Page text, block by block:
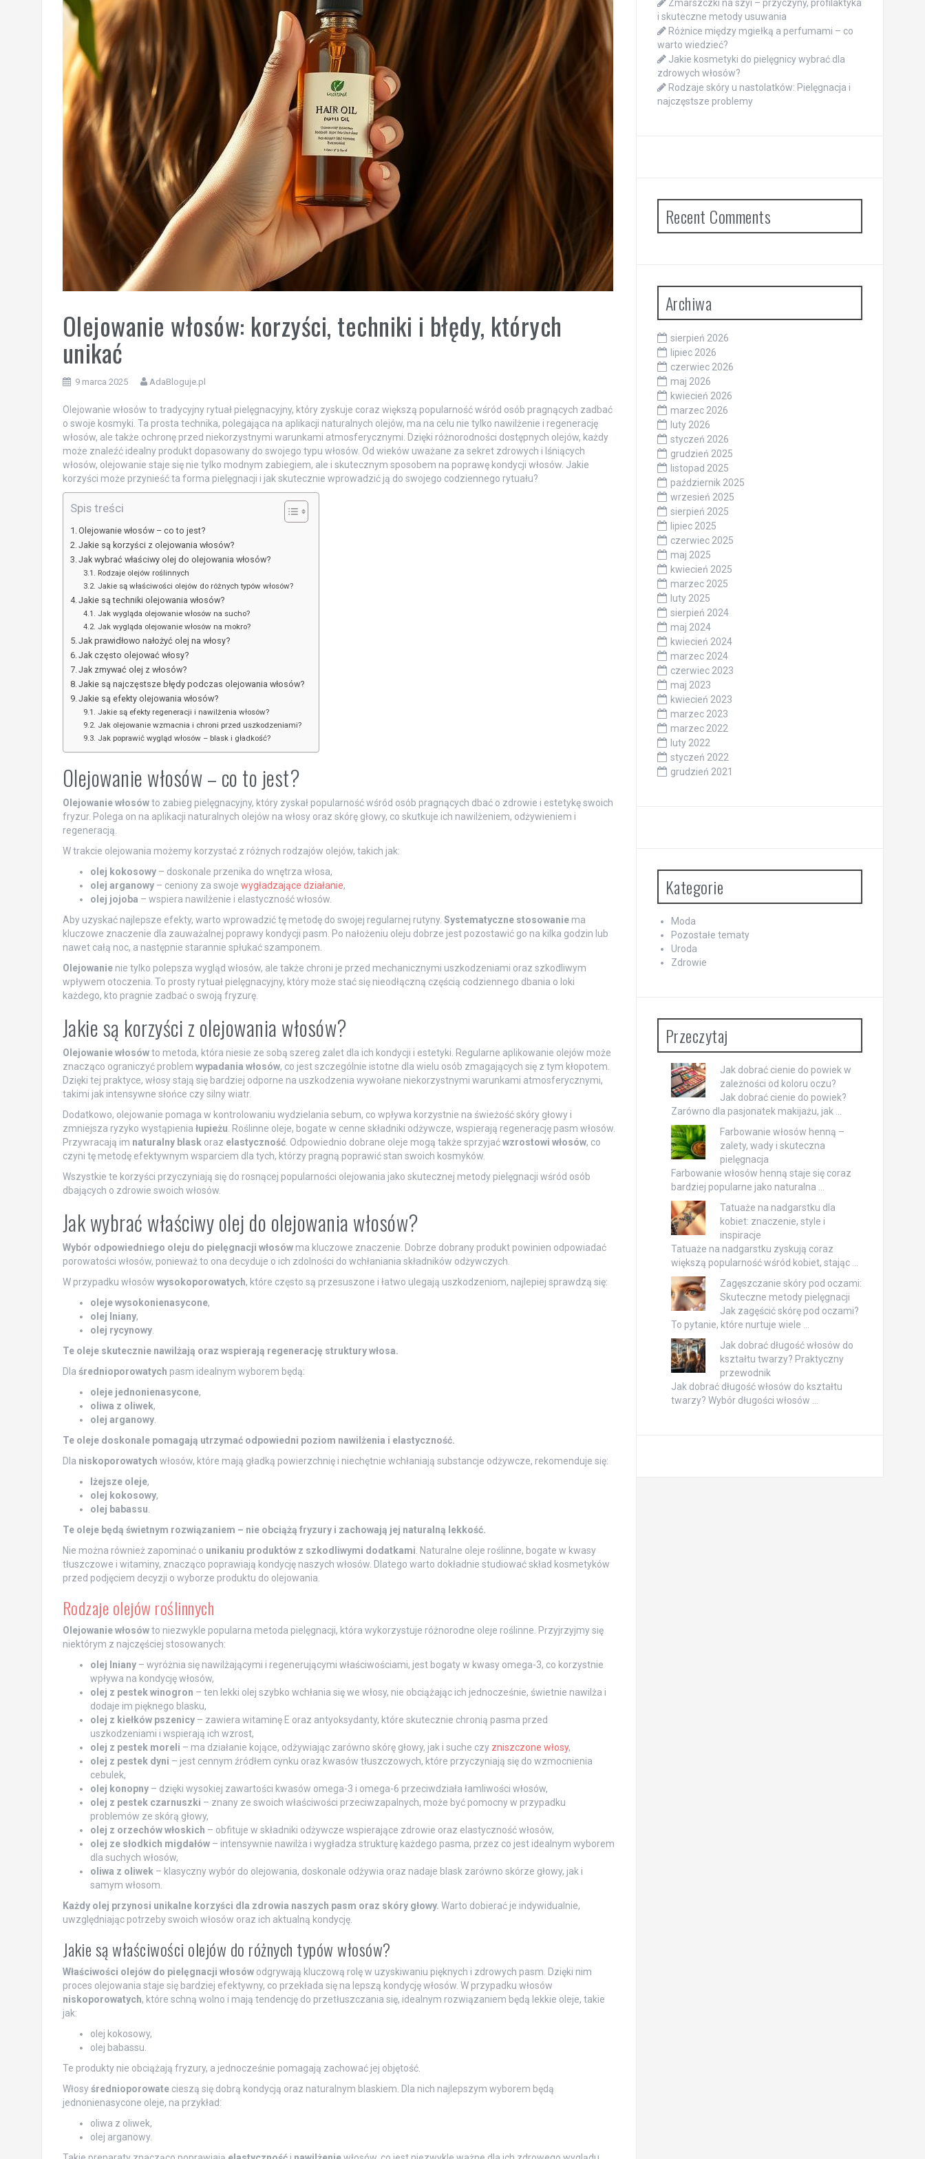
Olejowanie włosów: korzyści, techniki i błędy, których
unikać
9 marca 2025 AdaBloguje.pl
Olejowanie włosów to tradycyjny rytuał pielęgnacyjny, który zyskuje coraz większą popularność wśród osób pragnących zadbać
o swoje kosmyki. Ta prosta technika, polegająca na aplikacji naturalnych olejów, ma na celu nie tylko nawilżenie i regenerację
włosów, ale także ochronę przed niekorzystnymi warunkami atmosferycznymi. Dzięki różnorodności dostępnych olejów, każdy
może znaleźć idealny produkt dopasowany do swojego typu włosów. Od wieków uważane za sekret zdrowych i lśniących
włosów, olejowanie staje się nie tylko modnym zabiegiem, ale i skutecznym sposobem na poprawę kondycji włosów. Jakie
korzyści może przynieść ta forma pielęgnacji i jak skutecznie wprowadzić ją do swojego codziennego rytuału?
Spis treści
Olejowanie włosów – co to jest?
Jakie są korzyści z olejowania włosów?
Jak wybrać właściwy olej do olejowania włosów?
Rodzaje olejów roślinnych
Jakie są właściwości olejów do różnych typów włosów?
Jakie są techniki olejowania włosów?
Jak wygląda olejowanie włosów na sucho?
Jak wygląda olejowanie włosów na mokro?
Jak prawidłowo nałożyć olej na włosy?
Jak często olejować włosy?
Jak zmywać olej z włosów?
Jakie są najczęstsze błędy podczas olejowania włosów?
Jakie są efekty olejowania włosów?
Jakie są efekty regeneracji i nawilżenia włosów?
Jak olejowanie wzmacnia i chroni przed uszkodzeniami?
Jak poprawić wygląd włosów – blask i gładkość?
Olejowanie włosów – co to jest?
Olejowanie włosówto zabieg pielęgnacyjny, który zyskał popularność wśród osób pragnących dbać o zdrowie i estetykę swoich
fryzur. Polega on na aplikacji naturalnych olejów na włosy oraz skórę głowy, co skutkuje ich nawilżeniem, odżywieniem i
regeneracją.
W trakcie olejowania możemy korzystać z różnych rodzajów olejów, takich jak:
olej kokosowy– doskonale przenika do wnętrza włosa,
olej arganowy– ceniony za swoje wygładzające działanie,
olej jojoba – wspiera nawilżenie i elastyczność włosów.
Aby uzyskać najlepsze efekty, warto wprowadzić tę metodę do swojej regularnej rutyny. Systematyczne stosowaniema
kluczowe znaczenie dla zauważalnej poprawy kondycji pasm. Po nałożeniu oleju dobrze jest pozostawić go na kilka godzin lub
nawet całą noc, a następnie starannie spłukać szamponem.
Olejowanienie tylko polepsza wygląd włosów, ale także chroni je przed mechanicznymi uszkodzeniami oraz szkodliwym
wpływem otoczenia. To prosty rytuał pielęgnacyjny, który może stać się nieodłączną częścią codziennego dbania o loki
każdego, kto pragnie zadbać o swoją fryzurę.
Jakie są korzyści z olejowania włosów?
Olejowanie włosówto metoda, która niesie ze sobą szereg zalet dla ich kondycji i estetyki. Regularne aplikowanie olejów może
znacząco ograniczyć problem wypadania włosów, co jest szczególnie istotne dla wielu osób zmagających się z tym kłopotem.
Dzięki tej praktyce, włosy stają się bardziej odporne na uszkodzenia wywołane niekorzystnymi warunkami atmosferycznymi,
takimi jak intensywne słońce czy silny wiatr.
Dodatkowo, olejowanie pomaga w kontrolowaniu wydzielania sebum, co wpływa korzystnie na świeżość skóry głowy i
zmniejsza ryzyko wystąpienia łupieżu . Roślinne oleje, bogate w cenne składniki odżywcze, wspierają regenerację pasm włosów.
Przywracają im naturalny blaskoraz elastyczność. Odpowiednio dobrane oleje mogą także sprzyjaćwzrostowi włosów, co
czyni tę metodę efektywnym wsparciem dla tych, którzy pragną poprawić stan swoich kosmyków.
Wszystkie te korzyści przyczyniają się do rosnącej popularności olejowania jako skutecznej metody pielęgnacji wśród osób
dbających o zdrowie swoich włosów.
Jak wybrać właściwy olej do olejowania włosów?
Wybór odpowiedniego oleju do pielęgnacji włosówma kluczowe znaczenie. Dobrze dobrany produkt powinien odpowiadać
porowatości włosów, ponieważ to ona decyduje o ich zdolności do wchłaniania składników odżywczych.
W przypadku włosów wysokoporowatych, które często są przesuszone i łatwo ulegają uszkodzeniom, najlepiej sprawdzą się:
oleje wysokonienasycone,
olej lniany,
olej rycynowy.
Te oleje skutecznie nawilżają oraz wspierają regenerację struktury włosa.
Dla średnioporowatych pasm idealnym wyborem będą:
oleje jednonienasycone,
oliwa z oliwek,
olej arganowy.
Te oleje doskonale pomagają utrzymać odpowiedni poziom nawilżenia i elastyczność.
Dla niskoporowatych włosów, które mają gładką powierzchnię i niechętnie wchłaniają substancje odżywcze, rekomenduje się:
lżejsze oleje,
olej kokosowy,
olej babassu
Te oleje będą świetnym rozwiązaniem – nie obciążą fryzury i zachowają jej naturalną lekkość.
Nie można również zapominać o unikaniu produktów z szkodliwymi dodatkami . Naturalne oleje roślinne, bogate w kwasy
tłuszczowe i witaminy, znacząco poprawiają kondycję naszych włosów. Dlatego warto dokładnie studiować skład kosmetyków
przed podjęciem decyzji o wyborze produktu do olejowania.
Rodzaje olejów roślinnych
Olejowanie włosówto niezwykle popularna metoda pielęgnacji, która wykorzystuje różnorodne oleje roślinne. Przyjrzyjmy się
niektórym z najczęściej stosowanych:
olej lniany– wyróżnia się nawilżającymi i regenerującymi właściwościami, jest bogaty w kwasy omega-3, co korzystnie
wpływa na kondycję włosów,
olej z pestek winogron – ten lekki olej szybko wchłania się we włosy, nie obciążając ich jednocześnie, świetnie nawilża i
dodaje im pięknego blasku,
olej z kiełków pszenicy– zawiera witaminę E oraz antyoksydanty, które skutecznie chronią pasma przed
uszkodzeniami i wspierają ich wzrost,
olej z pestek moreli – ma działanie kojące, odżywiając zarówno skórę głowy, jak i suche czy zniszczone włosy,
olej z pestek dyni – jest cennym źródłem cynku oraz kwasów tłuszczowych, które przyczyniają się do wzmocnienia
cebulek,
olej konopny– dzięki wysokiej zawartości kwasów omega-3 i omega-6 przeciwdziała łamliwości włosów,
olej z pestek czarnuszki – znany ze swoich właściwości przeciwzapalnych, może być pomocny w przypadku
problemów ze skórą głowy,
olej z orzechów włoskich – obfituje w składniki odżywcze wspierające zdrowie oraz elastyczność włosów,
olej ze słodkich migdałów– intensywnie nawilża i wygładza strukturę każdego pasma, przez co jest idealnym wyborem
dla suchych włosów,
oliwa z oliwek– klasyczny wybór do olejowania, doskonale odżywia oraz nadaje blask zarówno skórze głowy, jak i
samym włosom.
Każdy olej przynosi unikalne korzyści dla zdrowia naszych pasm oraz skóry głowy. Warto dobierać je indywidualnie,
uwzględniając potrzeby swoich włosów oraz ich aktualną kondycję.
Jakie są właściwości olejów do różnych typów włosów?
Właściwości olejów do pielęgnacji włosówodgrywają kluczową rolę w uzyskiwaniu pięknych i zdrowych pasm. Dzięki nim
proces olejowania staje się bardziej efektywny, co przekłada się na lepszą kondycję włosów. W przypadku włosów
niskoporowatych, które schną wolno i mają tendencję do przetłuszczania się, idealnym rozwiązaniem będą lekkie oleje, takie
jak:
olej kokosowy,
olej babassu.
Te produkty nie obciążają fryzury, a jednocześnie pomagają zachować jej objętość.
Włosyśrednioporowatecieszą się dobrą kondycją oraz naturalnym blaskiem. Dla nich najlepszym wyborem będą
jednonienasycone oleje, na przykład:
oliwa z oliwek,
olej arganowy.
Zmarszczki na szyi – przyczyny, profilaktyka
i skuteczne metody usuwania
Różnice między mgiełką a perfumami – co
warto wiedzieć?
Jakie kosmetyki do pielęgnicy wybrać dla
zdrowych włosów?
Rodzaje skóry u nastolatków: Pielęgnacja i
najczęstsze problemy
Recent Comments
Archiwa
sierpień 2026
lipiec 2026
czerwiec 2026
maj 2026
kwiecień 2026
marzec 2026
luty 2026
styczeń 2026
grudzień 2025
listopad 2025
październik 2025
wrzesień 2025
sierpień 2025
lipiec 2025
czerwiec 2025
maj 2025
kwiecień 2025
marzec 2025
luty 2025
sierpień 2024
maj 2024
kwiecień 2024
marzec 2024
czerwiec 2023
maj 2023
kwiecień 2023
marzec 2023
marzec 2022
luty 2022
styczeń 2022
grudzień 2021
Kategorie
Moda
Pozostałe tematy
Uroda
Zdrowie
Przeczytaj
Jak dobrać cienie do powiek w
zależności od koloru oczu?
Jak dobrać cienie do powiek?
Zarówno dla pasjonatek makijażu, jak …
Farbowanie włosów henną –
zalety, wady i skuteczna
pielęgnacja
Farbowanie włosów henną staje się coraz
bardziej popularne jako naturalna …
Tatuaże na nadgarstku dla
kobiet: znaczenie, style i
inspiracje
Tatuaże na nadgarstku zyskują coraz
większą popularność wśród kobiet, stając …
Zagęszczanie skóry pod oczami:
Skuteczne metody pielęgnacji
Jak zagęścić skórę pod oczami?
To pytanie, które nurtuje wiele …
Jak dobrać długość włosów do
kształtu twarzy? Praktyczny
przewodnik
Jak dobrać długość włosów do kształtu
twarzy? Wybór długości włosów …